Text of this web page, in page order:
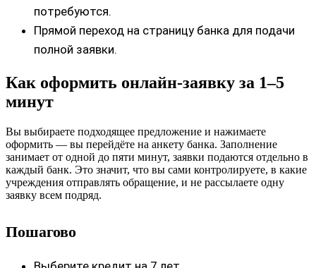
потребуются.
Прямой переход на страницу банка для подачи
полной заявки.
Как оформить онлайн‑заявку за 1–5
минут
Вы выбираете подходящее предложение и нажимаете
оформить — вы перейдёте на анкету банка. Заполнение
занимает от одной до пяти минут, заявки подаются отдельно в
каждый банк. Это значит, что вы сами контролируете, в какие
учреждения отправлять обращение, и не рассылаете одну
заявку всем подряд.
Пошагово